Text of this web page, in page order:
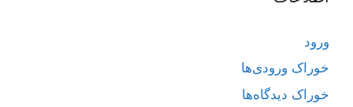
ورود
خوراک ورودی‌ها
خوراک دیدگاه‌ها